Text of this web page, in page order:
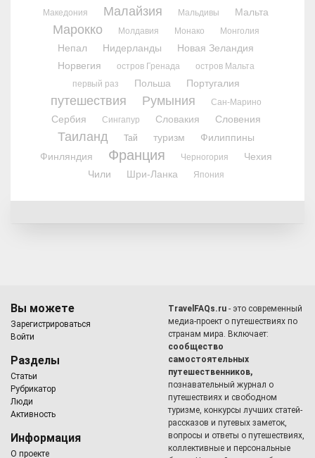
Македония
Малайзия Мальдивы Мальта
Марокко Молдавия Монако Монголия
Непал Нидерланды
Новая Зеландия
Норвегия
остров Гренада
остров Мальта
первый раз
Польша Португалия
путешествия Румыния Сан-Марино
Сербия Сингапур Словакия Словения
Таиланд Тай туризм
Филиппины
Финляндия
Франция Черногория
Чехия
Чили
Шри-Ланка Япония
Вы можете
Зарегистрироваться
Войти
Разделы
Статьи
Рубрикатор
Люди
Активность
Информация
О проекте
TravelFAQs.ru - это современный
медиа-проект о путешествиях по
странам мира. Включает:
сообщество
самостоятельных
путешественников,
познавательный журнал о
путешествиях и свободном
туризме, конкурсы лучших статей-
рассказов и путевых заметок,
вопросы и ответы о путешествиях,
коллективные и персональные